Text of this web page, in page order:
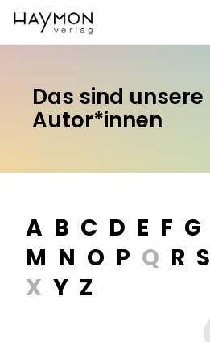
Das sind unsere
Autor*innen
A B C D E F G
M N O P Q R S
X Y Z